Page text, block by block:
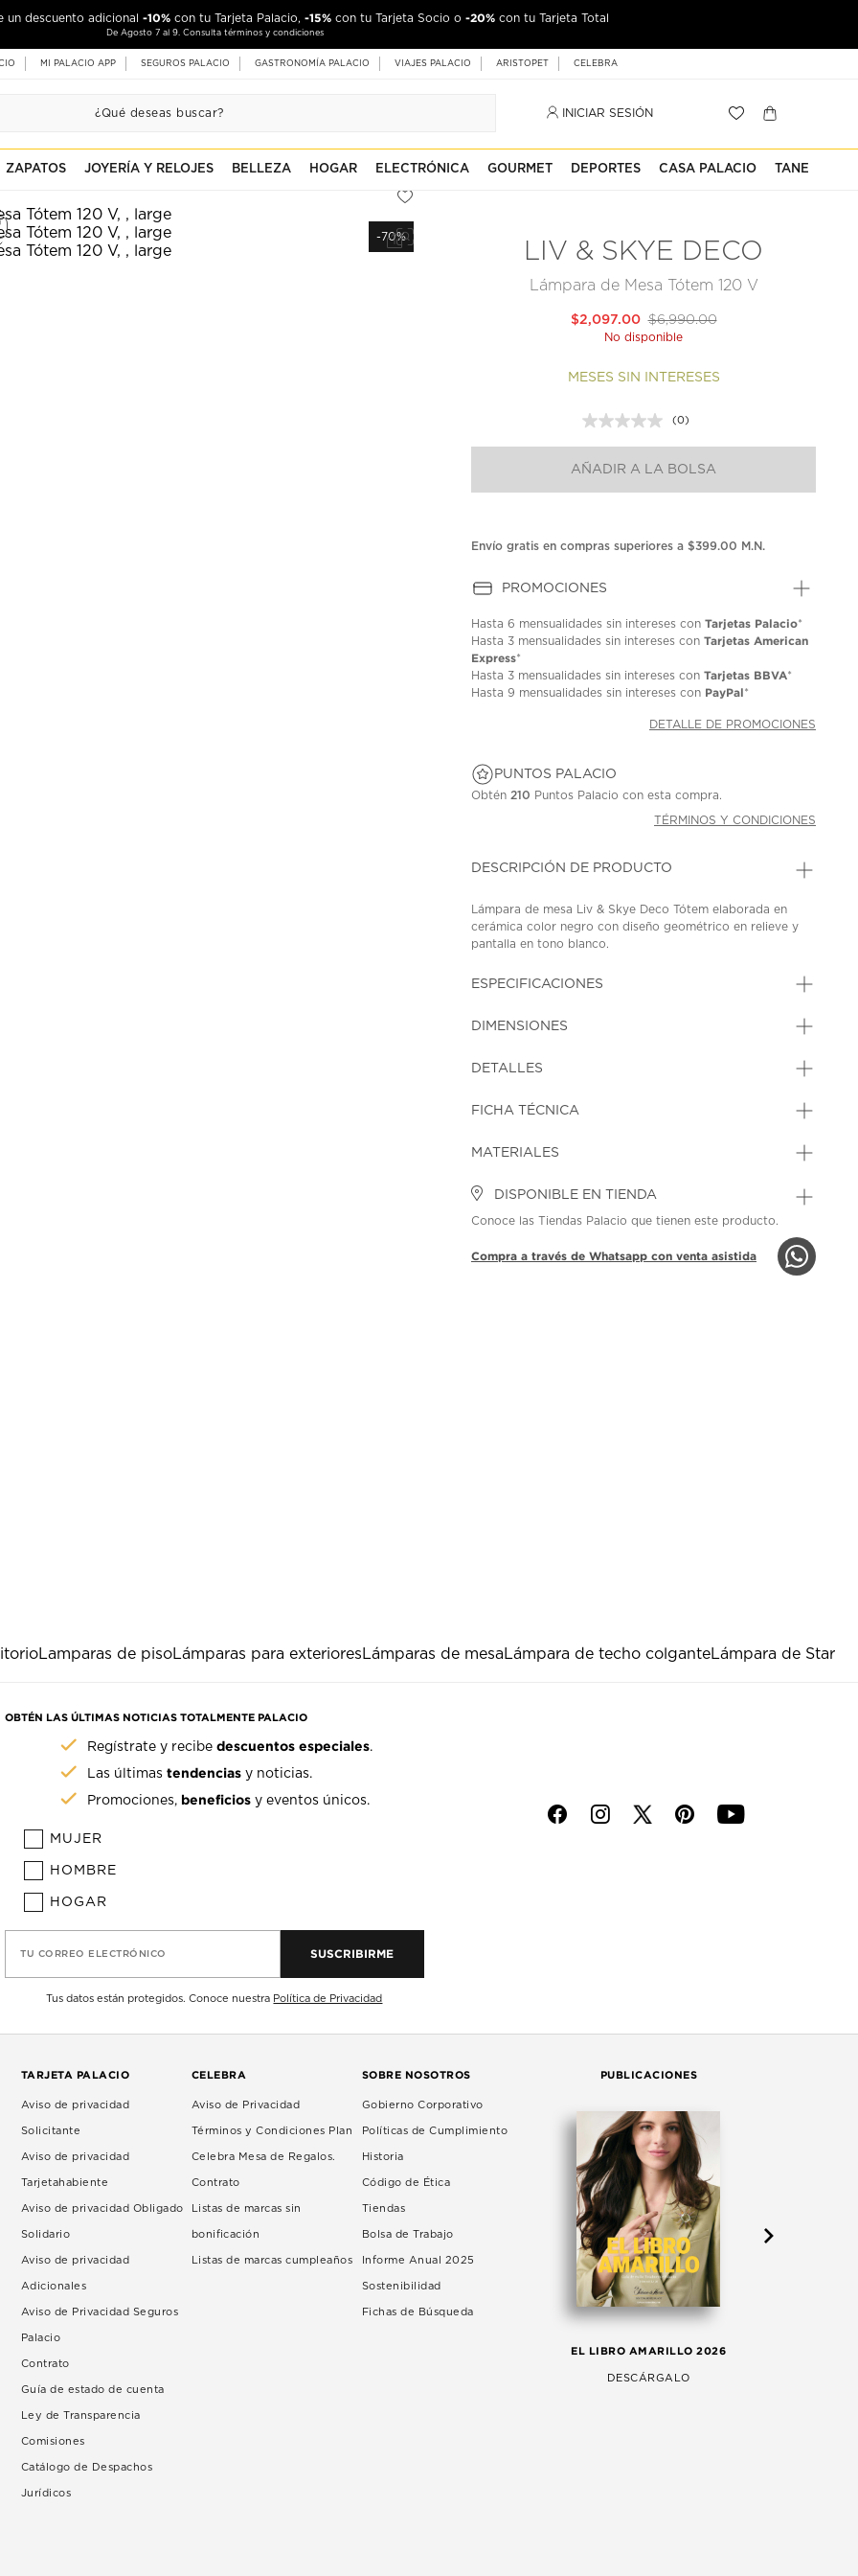
un descuento adicional -10% con tu Tarjeta Palacio, -15% con tu Tarjeta Socio o -20% con tu Tarjeta Total
De Agosto 7 al 9. Consulta términos y condiciones
MI PALACIO APP SEGUROS PALACIO GASTRONOMÍA PALACIO VIAJES PALACIO ARISTOPET CELEBRA
INICIAR SESIÓN
ZAPATOS JOYERÍA Y RELOJES BELLEZA HOGAR ELECTRÓNICA GOURMET DEPORTES CASA PALACIO TANE
-70%
LIV & SKYE DECO
Lámpara de Mesa Tótem 120 V
$6,990.00
$2,097.00
No disponible
MESES SIN INTERESES
Sin
puntuación.
en
la
(0)
AÑADIR A LA BOLSA
Envío gratis en compras superiores a $399.00 M.N.
PROMOCIONES
Hasta6 mensualidades sin intereses conTarjetas Palacio*
Hasta 3 mensualidades sin intereses conTarjetas American
Express*
Hasta 3 mensualidades sin intereses conTarjetas BBVA*
Hasta9 mensualidades sin intereses con PayPal*
DETALLE DE PROMOCIONES
PUNTOS PALACIO
Obtén 210 Puntos Palacio con esta compra.
TÉRMINOS Y CONDICIONES
DESCRIPCIÓN DE PRODUCTO
Lámpara de mesa Liv & Skye Deco Tótem elaborada en
cerámica color negro con diseño geométrico en relieve y
pantalla en tono blanco.
ESPECIFICACIONES
DIMENSIONES
DETALLES
FICHA TÉCNICA
MATERIALES
DISPONIBLE EN TIENDA
Conoce las Tiendas Palacio que tienen este producto.
Compra a través de Whatsapp con venta asistida
Lamparas de pisoLámparas para exterioresLámparas de mesaLámpara de techo colganteLámpara de Star
OBTÉN LAS ÚLTIMAS NOTICIAS TOTALMENTE PALACIO
Regístrate y recibedescuentos especiales.
Las últimastendencias y noticias.
Promociones, beneficios y eventos únicos.
MUJER
HOMBRE
HOGAR
TU CORREO ELECTRÓNICO SUSCRIBIRME
Tus datos están protegidos. Conoce nuestra Política de Privacidad
f i p y
TARJETA PALACIO
Aviso de privacidad
Solicitante
Aviso de privacidad
Tarjetahabiente
Aviso de privacidad Obligado
Solidario
Aviso de privacidad
Adicionales
Aviso de Privacidad Seguros
Palacio
Contrato
Guía de estado de cuenta
Ley de Transparencia
Comisiones
Catálogo de Despachos
Jurídicos
CELEBRA
Aviso de Privacidad
Términos y Condiciones Plan
Celebra Mesa de Regalos.
Contrato
Listas de marcas sin
bonificación
Listas de marcas cumpleaños
SOBRE NOSOTROS
Gobierno Corporativo
Políticas de Cumplimiento
Historia
Código de Ética
Tiendas
Bolsa de Trabajo
Informe Anual 2025
Sostenibilidad
Fichas de Búsqueda
PUBLICACIONES
EL LIBRO AMARILLO 2026
DESCÁRGALO